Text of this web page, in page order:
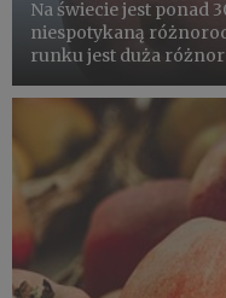
Na świecie jest ponad
niespotykaną
runku jest duża
są dostępne przez